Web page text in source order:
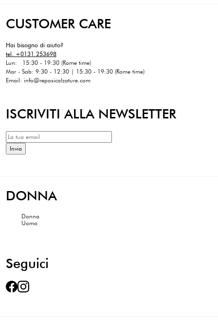
CUSTOMER CARE
Hai bisogno di aiuto?
tel. +0131 253698
Lun: 15:30 - 19:30 (Rome time)
Mar - Sab: 9:30 - 12:30 | 15:30 - 19:30 (Rome time)
Email: info@reposicalzature.com
ISCRIVITI ALLA NEWSLETTER
DONNA
Donna
Uomo
Seguici